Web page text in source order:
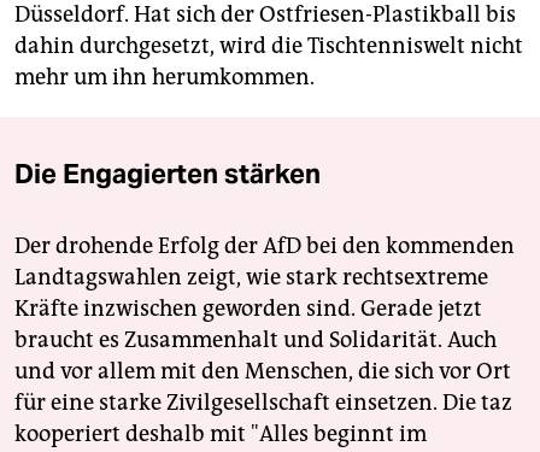
Düsseldorf. Hat sich der Ostfriesen-Plastikball bis
dahin durchgesetzt, wird die Tischtenniswelt nicht
mehr um ihn herumkommen.
Die Engagierten stärken
Der drohende Erfolg der AfD bei den kommenden
Landtagswahlen zeigt, wie stark rechtsextreme
Kräfte inzwischen geworden sind. Gerade jetzt
braucht es Zusammenhalt und Solidarität. Auch
und vor allem mit den Menschen, die sich vor Ort
für eine starke Zivilgesellschaft einsetzen. Die taz
kooperiert deshalb mit "Alles beginnt im